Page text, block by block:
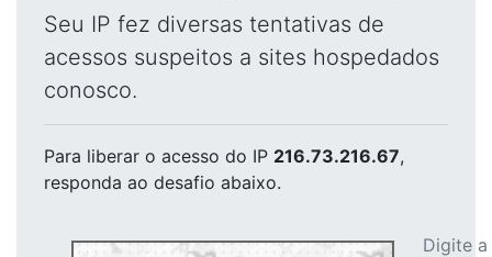
Seu IP fez diversas tentativas de
acessos suspeitos a sites hospedados
conosco.
Para liberar o acesso do IP 216.73.216.67,
responda ao desafio abaixo.
Digite